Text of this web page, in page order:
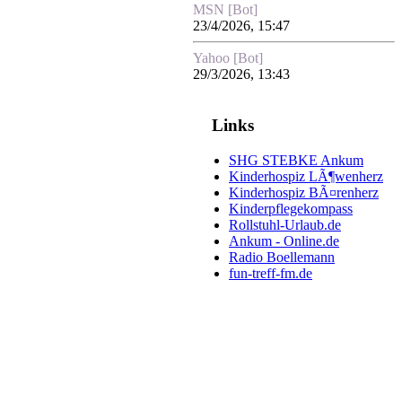
MSN [Bot]
23/4/2026, 15:47
Yahoo [Bot]
29/3/2026, 13:43
Links
SHG STEBKE Ankum
Kinderhospiz LÃ¶wenherz
Kinderhospiz BÃ¤renherz
Kinderpflegekompass
Rollstuhl-Urlaub.de
Ankum - Online.de
Radio Boellemann
fun-treff-fm.de